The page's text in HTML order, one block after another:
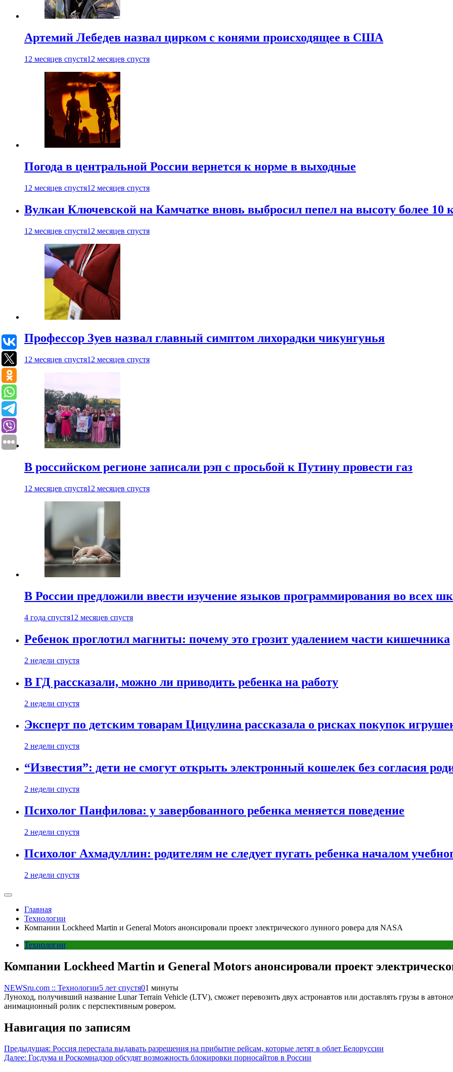
Артемий Лебедев назвал цирком с конями происходящее в США
12 месяцев спустя12 месяцев спустя
Погода в центральной России вернется к норме в выходные
12 месяцев спустя12 месяцев спустя
Вулкан Ключевской на Камчатке вновь выбросил пепел на высоту более 10
12 месяцев спустя12 месяцев спустя
Профессор Зуев назвал главный симптом лихорадки чикунгунья
12 месяцев спустя12 месяцев спустя
В российском регионе записали рэп с просьбой к Путину провести газ
12 месяцев спустя12 месяцев спустя
В России предложили ввести изучение языков программирования во всех
4 года спустя12 месяцев спустя
Ребенок проглотил магниты: почему это грозит удалением части кишечника
2 недели спустя
В ГД рассказали, можно ли приводить ребенка на работу
2 недели спустя
Эксперт по детским товарам Цицулина рассказала о рисках покупок
2 недели спустя
“Известия”: дети не смогут открыть электронный кошелек без согласия
2 недели спустя
Психолог Панфилова: у завербованного ребенка меняется поведение
2 недели спустя
Психолог Ахмадуллин: родителям не следует пугать ребенка началом
2 недели спустя
Главная
Технологии
Компании Lockheed Martin и General Motors анонсировали проект электрического лунного ровера для NASA
Технологии
Компании Lockheed Martin и General Motors анонсировали проект
NEWSru.com :: Технологии5 лет спустя01 минуты
Луноход, получивший название Lunar Terrain Vehicle (LTV), сможет перевозить двух астронавтов или доставлять грузы в
анимационный ролик с перспективным ровером.
Навигация по записям
Предыдущая: Россия перестала выдавать разрешения на прибытие рейсам, которые летят в облет Белоруссии
Далее: Госдума и Роскомнадзор обсудят возможность блокировки порносайтов в России